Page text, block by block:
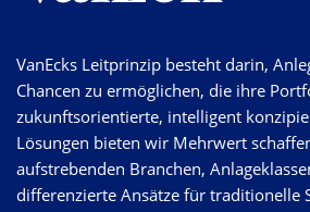
VanEcks Leitprinzip besteht darin,
Chancen zu ermöglichen, die ihre
zukunftsorientierte, intelligent
Lösungen bieten wir Mehrwert
aufstrebenden Branchen,
differenzierte Ansätze für traditionelle